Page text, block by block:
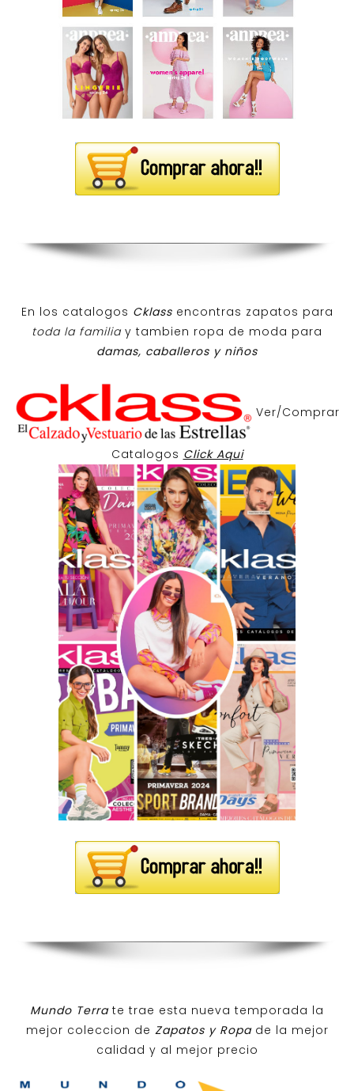
En los catalogos Cklass encontras zapatos para
toda la familiay tambien ropa de moda para
damas, caballeros y niños
Ver/Comprar
Catalogos Click Aqui
Mundo Terra te trae esta nueva temporada la
mejor coleccion de Zapatos y Ropa de la mejor
calidad y al mejor precio